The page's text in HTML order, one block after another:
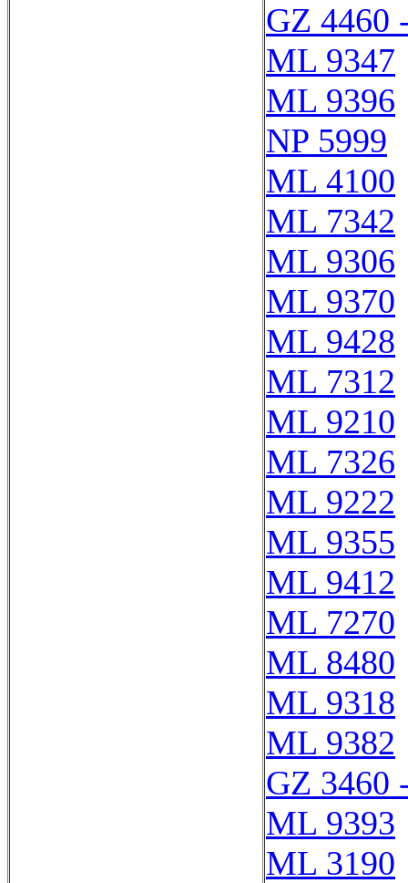
GZ 4460
ML 9347
ML 9396
NP 5999
ML 4100
ML 7342
ML 9306
ML 9370
ML 9428
ML 7312
ML 9210
ML 7326
ML 9222
ML 9355
ML 9412
ML 7270
ML 8480
ML 9318
ML 9382
GZ 3460
ML 9393
ML 3190